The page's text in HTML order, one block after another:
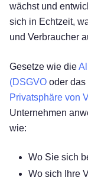
wächst und
sich in Echtzeit,
und Verbraucher
Gesetze wie die
(DSGVO oder das
Privatsphäre von
Unternehmen
wie:
Wo Sie sich
Wo sich Ihre